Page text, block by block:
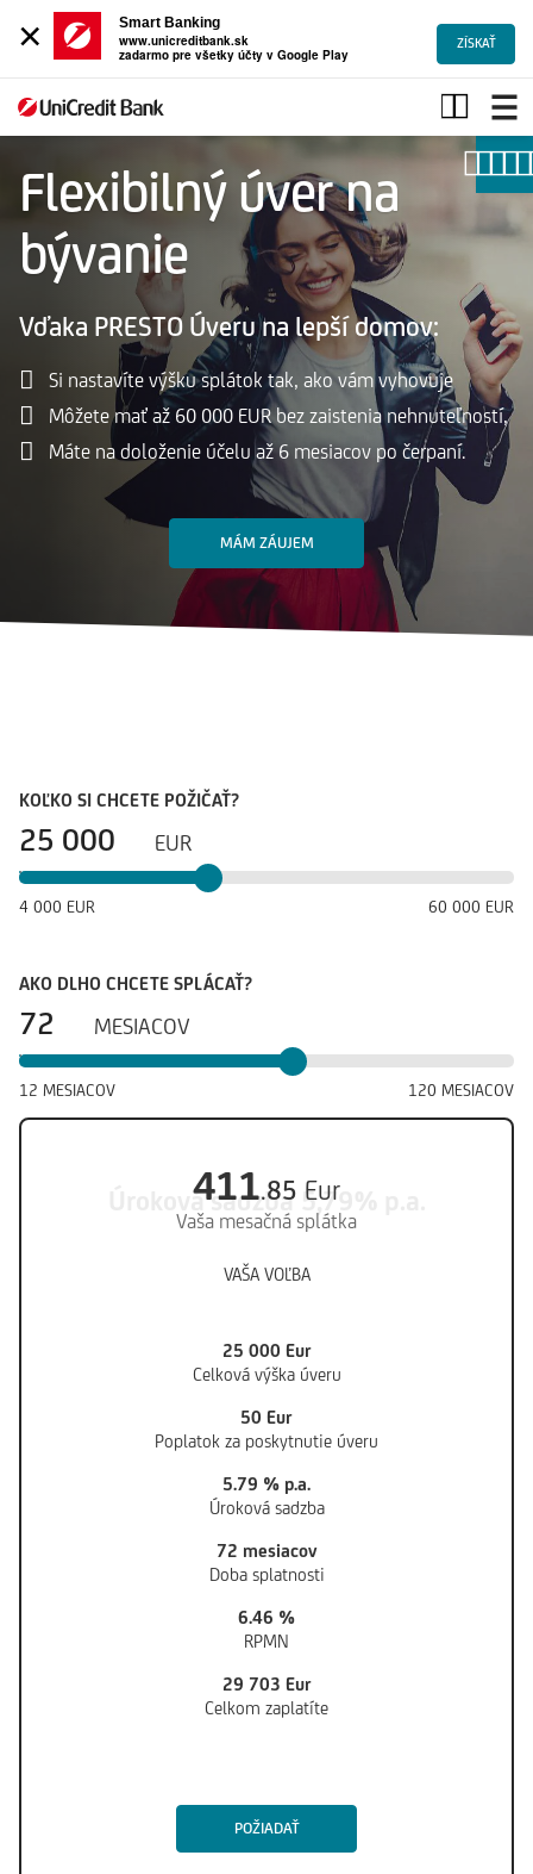
×
Smart Banking
www.unicreditbank.sk
zadarmo pre všetky účty v Google Play
ZÍSKAŤ
PRESTO
lepší
domov
UniCredit
Bank
Flexibilný úver na
bývanie
Vďaka PRESTO Úveru na lepší domov:
Si nastavíte výšku splátok tak, ako vám vyhovuje
Môžete mať až 60 000 EUR bez zaistenia nehnuteľností,
Máte na doloženie účelu až 6 mesiacov po čerpaní.
MÁM ZÁUJEM
KOĽKO SI CHCETE POŽIČAŤ?
EUR
4 000 EUR 60 000 EUR
AKO DLHO CHCETE SPLÁCAŤ?
MESIACOV
12 MESIACOV 120 MESIACOV
Úroková sadzba 5,79% p.a.
411.85 Eur
Vaša mesačná splátka
VAŠA VOĽBA
25 000 Eur
Celková výška úveru
50 Eur
Poplatok za poskytnutie úveru
5.79 % p.a.
Úroková sadzba
72 mesiacov
Doba splatnosti
6.46 %
RPMN
29 703 Eur
Celkom zaplatíte
POŽIADAŤ